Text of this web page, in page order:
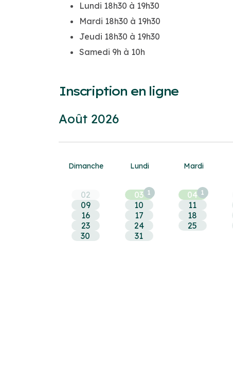
Lundi 18h30 à 19h30
Mardi 18h30 à 19h30
Jeudi 18h30 à 19h30
Samedi 9h à 10h
Inscription en ligne
Choisir
une
Août 2026
Dimanche Lundi Mardi
02 03 1 04 1
09 10 11
16
17 18
23
24 25
30
31